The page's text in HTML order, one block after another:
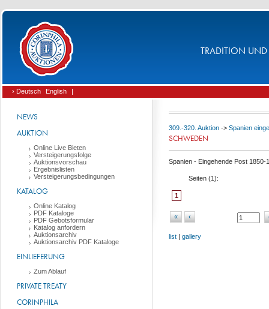
TRADITION UND
› Deutsch English |
NEWS
AUKTION
Online Live Bieten
Versteigerungsfolge
Auktionsvorschau
Ergebnislisten
Versteigerungsbedingungen
KATALOG
Online Katalog
PDF Kataloge
PDF Gebotsformular
Katalog anfordern
Auktionsarchiv
Auktionsarchiv PDF Kataloge
EINLIEFERUNG
Zum Ablauf
PRIVATE TREATY
CORINPHILA
309.-320. Auktion -> Spanien
SCHWEDEN
Spanien - Eingehende Post 1850-
Seiten (1):
1
« ‹
list | gallery